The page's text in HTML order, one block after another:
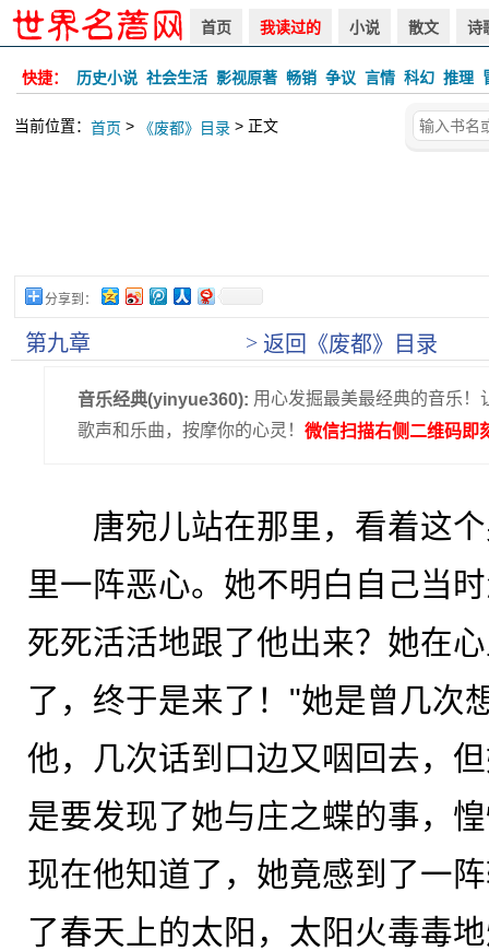
首页 我读过的 小说 散文 诗
快捷： 历史小说 社会生活 影视原著 畅销 争议 言情 科幻 推理
当前位置： 首页 > 《废都》目录 > 正文
分享到：
第九章 > 返回《废都》目录
音乐经典(yinyue360): 用心发掘最美最经典的音乐！
歌声和乐曲，按摩你的心灵！ 微信扫描右侧二维码即
唐宛儿站在那里，看着这个
里一阵恶心。她不明白自己当
死死活活地跟了他出来？她在
了，终于是来了！"她是曾几次
他，几次话到口边又咽回去，
是要发现了她与庄之蝶的事，
现在他知道了，她竟感到了一
了春天上的太阳，太阳火毒毒